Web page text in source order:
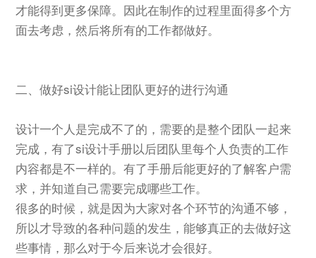
才能得到更多保障。因此在制作的过程里面得多个方
面去考虑，然后将所有的工作都做好。
二、做好si设计能让团队更好的进行沟通
设计一个人是完成不了的，需要的是整个团队一起来
完成，有了si设计手册以后团队里每个人负责的工作
内容都是不一样的。有了手册后能更好的了解客户需
求，并知道自己需要完成哪些工作。
很多的时候，就是因为大家对各个环节的沟通不够，
所以才导致的各种问题的发生，能够真正的去做好这
些事情，那么对于今后来说才会很好。